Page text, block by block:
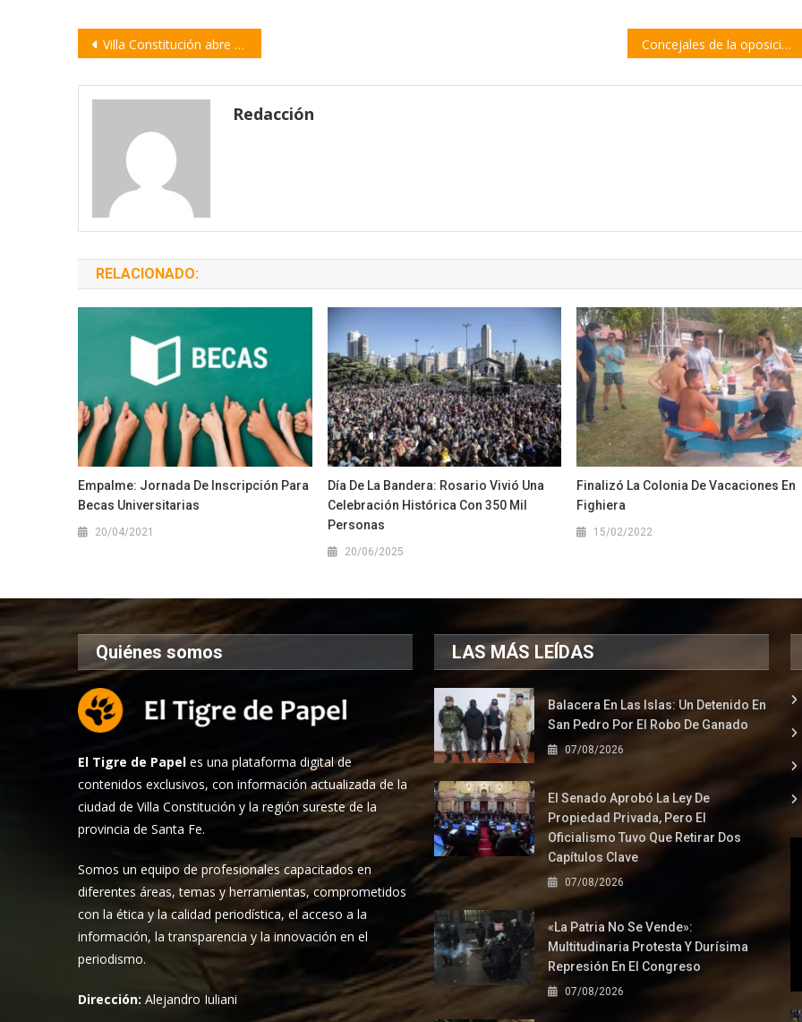
Navegación
entradas
Villa Constitución abre las inscripciones para el Certamen Pre Cosquín 2025 Concejales de la oposición reclaman avances en políticas de movilidad sustentable
Redacción
RELACIONADO:
Empalme: Jornada De Inscripción Para
Becas Universitarias
20/04/2021
Día De La Bandera: Rosario Vivió Una
Celebración Histórica Con 350 Mil
Personas
20/06/2025
Finalizó La Colonia De Vacaciones En
Fighiera
15/02/2022
Quiénes somos
El Tigre de Papel es una plataforma digital de
contenidos exclusivos, con información actualizada de la
ciudad de Villa Constitución y la región sureste de la
provincia de Santa Fe.
Somos un equipo de profesionales capacitados en
diferentes áreas, temas y herramientas, comprometidos
con la ética y la calidad periodística, el acceso a la
información, la transparencia y la innovación en el
periodismo.
Dirección:Alejandro Iuliani
LAS MÁS LEÍDAS
Balacera En Las Islas: Un Detenido En
San Pedro Por El Robo De Ganado
07/08/2026
El Senado Aprobó La Ley De
Propiedad Privada, Pero El
Oficialismo Tuvo Que Retirar Dos
Capítulos Clave
07/08/2026
«La Patria No Se Vende»:
Multitudinaria Protesta Y Durísima
Represión En El Congreso
07/08/2026